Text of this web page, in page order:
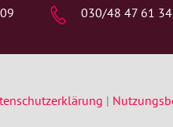
030/48 47 61 34
|